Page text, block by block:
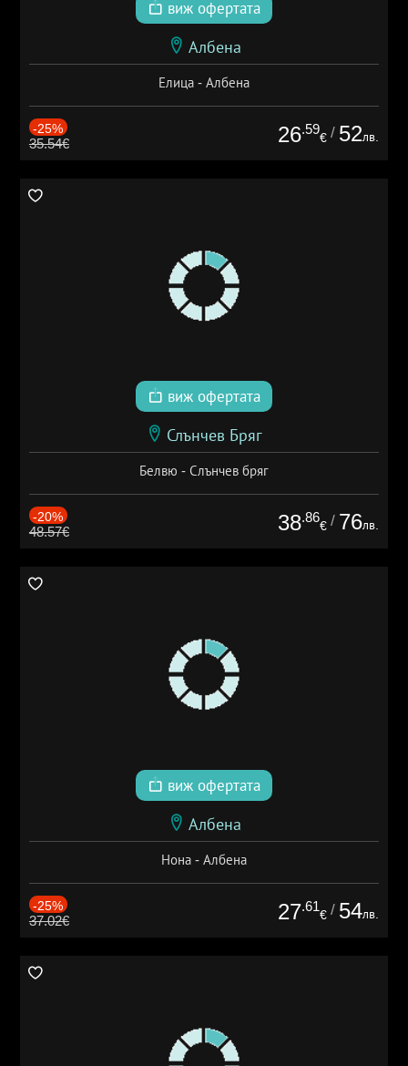
виж офертата
Албена
Елица - Албена
-25%
35.54€ 26.59
€ / 52лв.
виж офертата
Слънчев Бряг
Белвю - Слънчев бряг
-20%
48.57€ 38.86
€ / 76лв.
виж офертата
Албена
Нона - Албена
-25%
37.02€ 27.61
€ / 54лв.